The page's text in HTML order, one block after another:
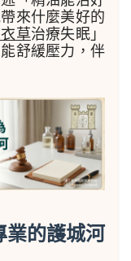
來什麼美好的
草治療失眠」
舒緩壓力，伴
業的護城河